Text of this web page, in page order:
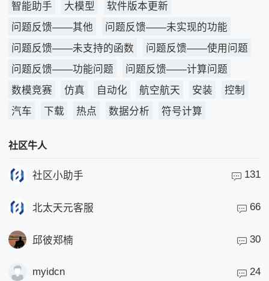
智能助手 大模型
软件版本更新
问题反馈——其他
问题反馈——未实现的功能
问题反馈——未支持的函数
问题反馈——使用问题
问题反馈——功能问题
问题反馈——计算问题
数模竞赛
仿真 自动化 航空航天 安装
控制
汽车
下载 热点 数据分析 符号计算
社区牛人
社区小助手 131
北太天元客服 66
邱彼郑楠 30
myidcn 24